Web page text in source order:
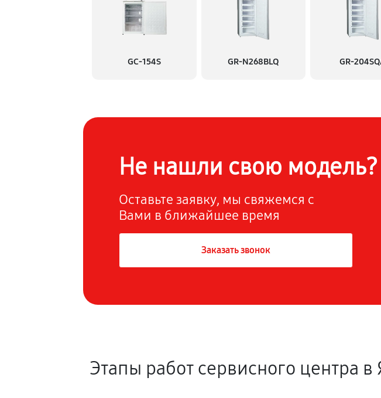
GC-154S GR-N268BLQ GR-
Не нашли свою модель?
Оставьте заявку, мы свяжемся с
Вами в ближайшее время
Заказать звонок
Этапы работ сервисного центра в